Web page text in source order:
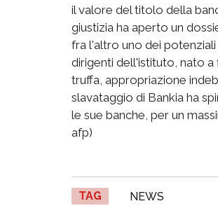
il valore del titolo della
giustizia ha aperto un
fra l'altro uno dei
dirigenti dell'istituto, nato a
truffa, appropriazione
slavataggio di Bankia ha
le sue banche, per un
afp)
TAG NEWS